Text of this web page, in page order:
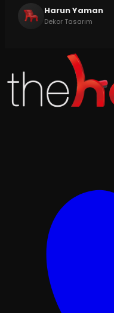
Harun Yaman
Dekor Tasarım